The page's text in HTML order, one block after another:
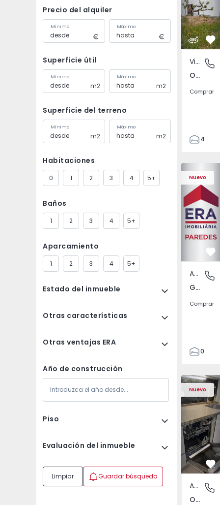
Precio del alquiler
Mínimo Máximo
Superficie útil
Mínimo
m2
Máximo
m2
Superficie del terreno
Mínimo
m2
Máximo
m2
Habitaciones
0 1 2 3 4 5+
Baños
1 2 3 4 5+
Aparcamiento
1 2 3 4 5+
Estado del inmueble
Otras características
Otras ventajas ERA
Año de construcción
Piso
Evaluación del inmueble
Limpiar Guardar búsqueda
Vivienda Pareada
Ourondo, Covilhã
Comprar
4
283
507
4
Nuevo
Gandra,
Apartamento
Gandra, Porto
Comprar
0
3
Nuevo
Apartamento T2
Apartamento
Odivelas, Lisboa